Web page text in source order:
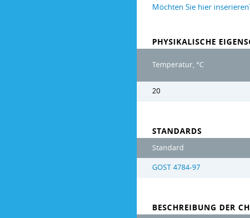
Möchten Sie hier
PHYSIKALISCHE
Temperatur, °C
20
STANDARDS
Standard
GOST 4784-97
BESCHREIBUNG DER